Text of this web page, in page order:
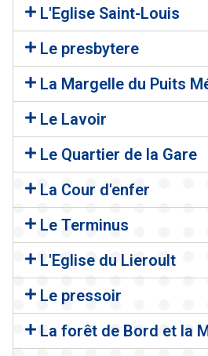
L'Eglise Saint-Louis
Le presbytere
La Margelle du Puits
Le Lavoir
Le Quartier de la Gare
La Cour d'enfer
Le Terminus
L'Eglise du Lieroult
Le pressoir
La forêt de Bord et la